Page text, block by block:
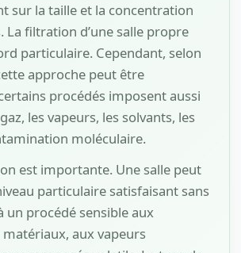
sur la taille et la concentration
La filtration d’une salle propre
particulaire. Cependant, selon
approche peut être
procédés imposent aussi
les vapeurs, les solvants, les
moléculaire.
est importante. Une salle peut
particulaire satisfaisant sans
un procédé sensible aux
matériaux, aux vapeurs